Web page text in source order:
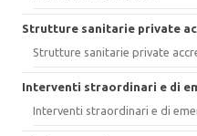
Strutture sanitarie private
Strutture sanitarie private
Interventi straordinari e di
Interventi straordinari e di